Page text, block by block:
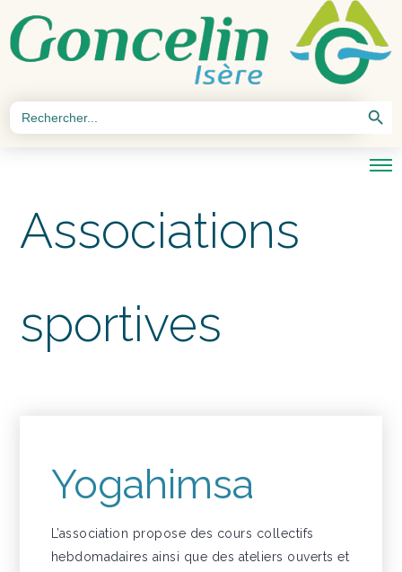
Search
for:
Search Button
Associations
sportives
Yogahimsa
L’association propose des cours collectifs
hebdomadaires ainsi que des ateliers ouverts et